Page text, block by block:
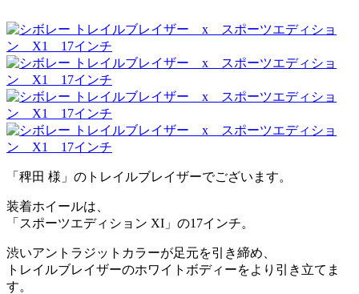
「稗田 様」のトレイルブレイザーでございます。
装着ホイールは、
「スポーツエディション XI」の17インチ。
渋いアントラジットカラーが足元を引き締め、
トレイルブレイザーのホワイトボディーをより引き立てま
す。